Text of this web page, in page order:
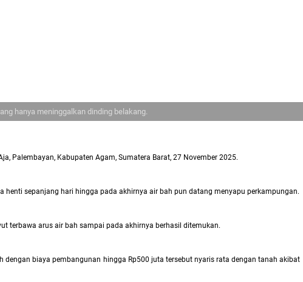
hanya meninggalkan dinding belakang.
Palembayan, Kabupaten Agam, Sumatera Barat, 27 November 2025.
sepanjang hari hingga pada akhirnya air bah pun datang menyapu perkampungan.
terbawa arus air bah sampai pada akhirnya berhasil ditemukan.
biaya pembangunan hingga Rp500 juta tersebut nyaris rata dengan tanah akibat